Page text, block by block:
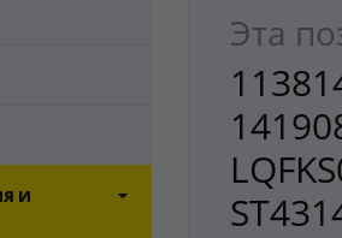
И
Эта